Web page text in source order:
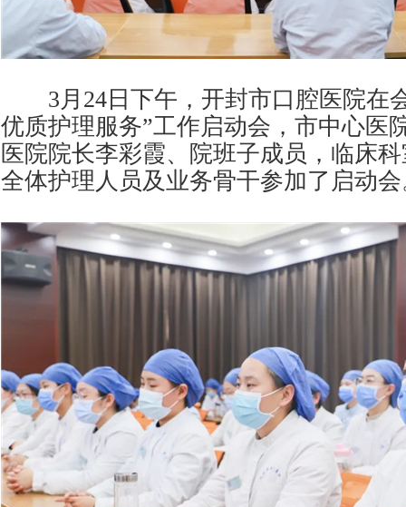
3月24日下午，开封市口腔医院在
优质护理服务”工作启动会，市中心医
医院院长李彩霞、院班子成员，临床
全体护理人员及业务骨干参加了启动